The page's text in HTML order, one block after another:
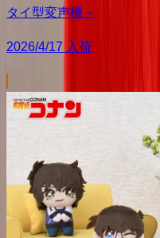
タイ型変声機～
2026/4/17 入荷